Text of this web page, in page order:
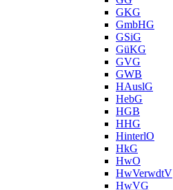
GKG
GmbHG
GSiG
GüKG
GVG
GWB
HAuslG
HebG
HGB
HHG
HinterlO
HkG
HwO
HwVerwdtV
HwVG